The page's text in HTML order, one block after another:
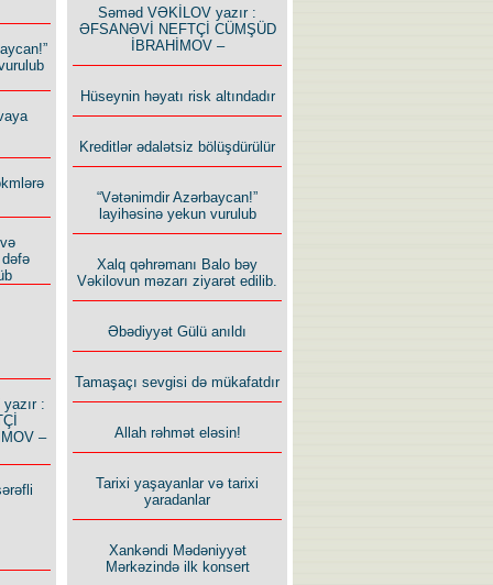
:
–
Səməd VƏKİLOV yazır :
ƏFSANƏVİ NEFTÇİ CÜMŞÜD
İBRAHİMOV –
Hüseynin həyatı risk altındadır
Kreditlər ədalətsiz bölüşdürülür
“Vətənimdir Azərbaycan!”
layihəsinə yekun vurulub
Xalq qəhrəmanı Balo bəy
Vəkilovun məzarı ziyarət edilib.
Əbədiyyət Gülü anıldı
Tamaşaçı sevgisi də mükafatdır
Allah rəhmət eləsin!
Tarixi yaşayanlar və tarixi
yaradanlar
Xankəndi Mədəniyyət
Mərkəzində ilk konsert